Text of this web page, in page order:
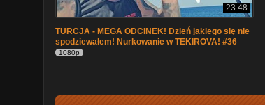
23:48
TURCJA - MEGA ODCINEK! Dzień jakiego się nie
spodziewałem! Nurkowanie w TEKIROVA! #36
1080p